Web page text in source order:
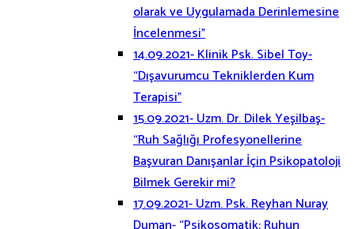
olarak ve Uygulamada Derinlemesine
İncelenmesi”
14.09.2021- Klinik Psk. Sibel Toy-
“Dışavurumcu Tekniklerden Kum
Terapisi”
15.09.2021- Uzm. Dr. Dilek Yeşilbaş-
“Ruh Sağlığı Profesyonellerine
Başvuran Danışanlar İçin Psikopatoloji
Bilmek Gerekir mi?
17.09.2021- Uzm. Psk. Reyhan Nuray